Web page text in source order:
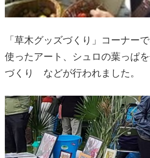
「草木グッズづくり」コーナー
使ったアート、シュロの葉っぱ
づくり などが行われました。